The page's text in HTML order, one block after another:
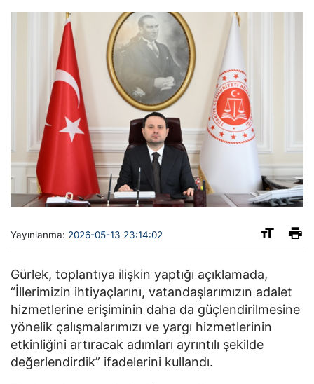
Yayınlanma: 2026-05-13 23:14:02
Gürlek, toplantıya ilişkin yaptığı açıklamada,
“İllerimizin ihtiyaçlarını, vatandaşlarımızın adalet
hizmetlerine erişiminin daha da güçlendirilmesine
yönelik çalışmalarımızı ve yargı hizmetlerinin
etkinliğini artıracak adımları ayrıntılı şekilde
değerlendirdik” ifadelerini kullandı.